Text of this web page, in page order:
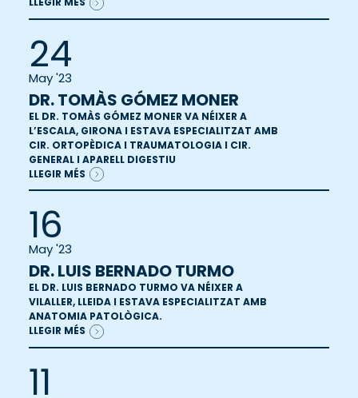
24
May '23
DR. TOMÀS GÓMEZ MONER
EL DR. TOMÀS GÓMEZ MONER VA NÉIXER A
L’ESCALA, GIRONA I ESTAVA ESPECIALITZAT AMB
CIR. ORTOPÈDICA I TRAUMATOLOGIA I CIR.
GENERAL I APARELL DIGESTIU
LLEGIR MÉS
16
May '23
DR. LUIS BERNADO TURMO
EL DR. LUIS BERNADO TURMO VA NÉIXER A
VILALLER, LLEIDA I ESTAVA ESPECIALITZAT AMB
ANATOMIA PATOLÒGICA.
LLEGIR MÉS
11